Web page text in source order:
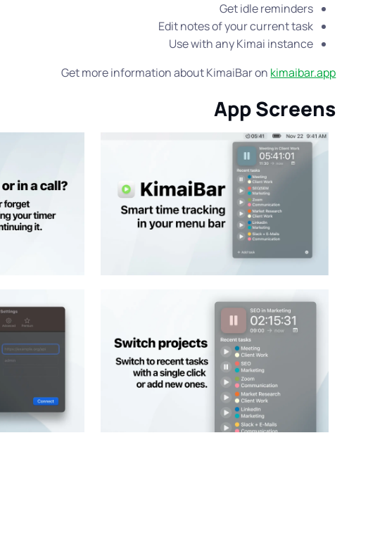
Get idle reminders
Edit notes of your current task
Use with any Kimai instance
Get more information about KimaiBar on kimaibar.app
App Screens